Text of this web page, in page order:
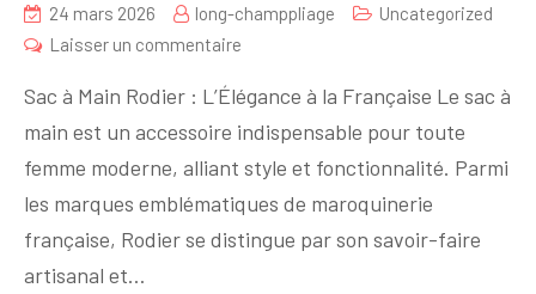
24 mars 2026 long-champpliage
Uncategorized
Laisser un commentaire
intemporelle
:
Découvrez
la
Collection
Sac à Main Rodier : L’Élégance à la Française Le sac à
main est un accessoire indispensable pour toute
femme moderne, alliant style et fonctionnalité. Parmi
les marques emblématiques de maroquinerie
française, Rodier se distingue par son savoir-faire
artisanal et…